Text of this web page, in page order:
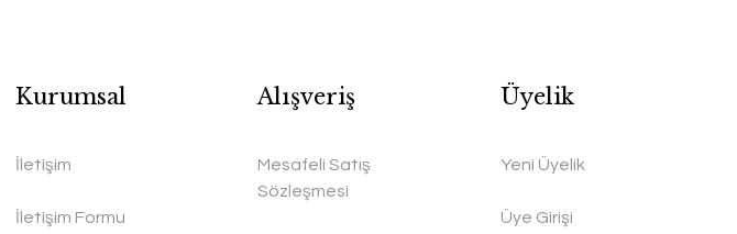
Kurumsal
İletişim
İletişim Formu
Alışveriş
Mesafeli Satış
Sözleşmesi
Üyelik
Yeni Üyelik
Üye Girişi